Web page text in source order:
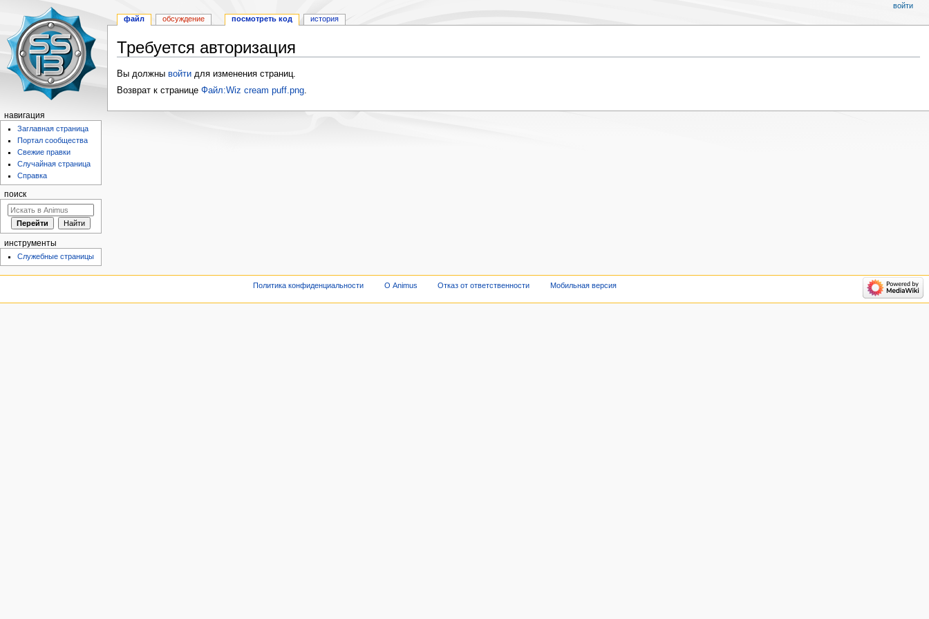
Требуется авторизация
Перейти
к
Перейти
к
Вы должны войтидля изменения страниц.
Возврат к странице Файл:Wiz cream puff.png.
файл обсуждение посмотреть код история
войти
навигация
Заглавная страница
Портал сообщества
Свежие правки
Случайная страница
Справка
поиск
инструменты
Служебные страницы
Политика конфиденциальности О Animus Отказ от ответственности Мобильная версия